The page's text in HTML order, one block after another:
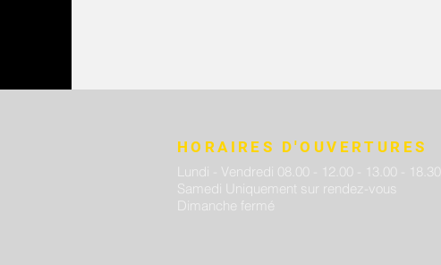
HORAIRES D'OUVERTURES
Lundi - Vendredi 08.00 - 12.00 - 13.00 - 18.30
Samedi Uniquement sur rendez-vous
Dimanche fermé